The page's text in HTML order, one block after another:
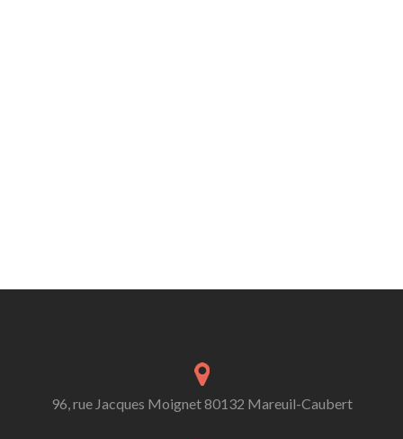
96, rue Jacques Moignet 80132 Mareuil-Caubert